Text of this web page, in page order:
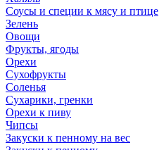
Соусы и специи к мясу и птице
Зелень
Овощи
Фрукты, ягоды
Орехи
Сухофрукты
Соленья
Сухарики, гренки
Орехи к пиву
Чипсы
Закуски к пенному на вес